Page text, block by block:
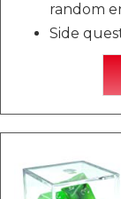
random
Side